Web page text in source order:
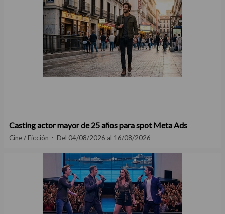
Casting actor mayor de 25 años para spot Meta Ads
Cine / Ficción Del 04/08/2026 al 16/08/2026